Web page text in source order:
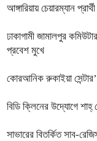
আঙ্গারিয়ায় চেয়ারম্যান
ঢাকাগামী জামালপুর
প্রবেশ মুখে
কোরআনিক রুকাইয়া
বিডি ক্লিনের উদ্যোগে
সাভারের বিতর্কিত সাব-